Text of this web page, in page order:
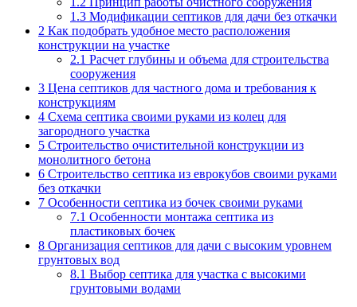
1.3 Модификации септиков для дачи без откачки
2 Как подобрать удобное место расположения
конструкции на участке
2.1 Расчет глубины и объема для строительства
сооружения
3 Цена септиков для частного дома и требования к
конструкциям
4 Схема септика своими руками из колец для
загородного участка
5 Строительство очистительной конструкции из
монолитного бетона
6 Строительство септика из еврокубов своими руками
без откачки
7 Особенности септика из бочек своими руками
7.1 Особенности монтажа септика из
пластиковых бочек
8 Организация септиков для дачи с высоким уровнем
грунтовых вод
8.1 Выбор септика для участка с высокими
грунтовыми водами